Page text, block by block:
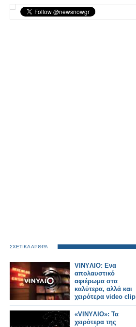
ΣΧΕΤΙΚΑ ΑΡΘΡΑ
VINYΛΙΟ: Ενα
απολαυστικό
αφιέρωμα στα
καλύτερα, αλλά και
χειρότερα video clip
«VINYΛΙΟ»: Τα
χειρότερα της